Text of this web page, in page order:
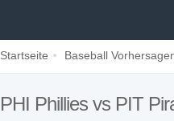
Startseite Baseball
PHI Phillies vs PIT